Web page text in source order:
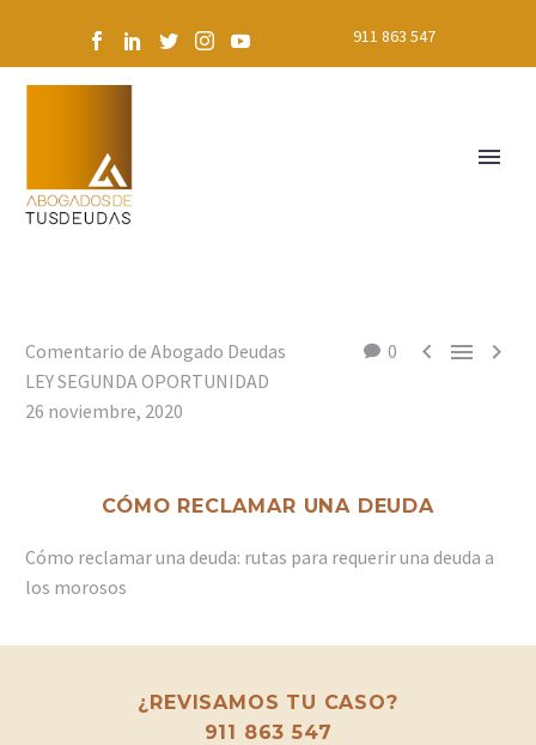
911 863 547
0   
Comentario de Abogado Deudas
LEY SEGUNDA OPORTUNIDAD
26 noviembre, 2020
CÓMO RECLAMAR UNA DEUDA
Cómo reclamar una deuda: rutas para requerir una deuda a
los morosos
¿REVISAMOS TU CASO?
911 863 547